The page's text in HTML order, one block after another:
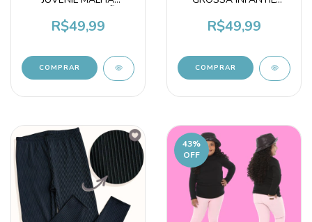
PREMIUM INVERNO
R$49,99
COMPRAR
AZUL
R$49,99
COMPRAR
43%
OFF